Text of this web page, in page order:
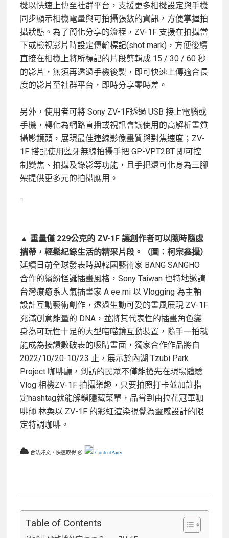
機以快速上傳至社群平台，支援更多相機設定與手機
同步顯示相機電量與可拍攝張數的資訊，方便掌握拍
攝狀態。為了簡化分享的流程，ZV-1F 支援在拍攝當
下或檢視影片時設定傳輸標記(shot mark)，方便後續
直接在相機上將所標記的片段剪輯成 15 / 30 / 60 秒
的影片，無須再透過手機後製，即可快速上傳適合長
度的影片至社群平台，即時分享零時差。
另外，使用者可將 Sony ZV-1F透過 USB 接上電腦或
手機，轉化為網路直播或視訊會議使用的高解析畫質
攝影鏡頭，展現最佳連線影像畫質與對焦速度；ZV-
1F 搭配使用藍牙無線拍攝手把 GP-VPT2BT 即可控
制變焦、拍攝及錄影等功能，且手把還可化身為三腳
架提供更多元的拍攝應用。
▲ 重量僅 229公克的 ZV-1F 讓創作者可以隨時隨處
攜帶，輕鬆紀錄生活的精采片段。（圖：柯宗鑫攝）
延續日前全球發表時與韓國藝術家 BANG SANGHO
合作的繽紛怪誕插畫風格，Sony Taiwan 也特地邀請
台灣療癒系人氣插畫家 A ee mi 以 Vlogging 為主軸
設計互動藝術創作，透過生動可愛的畫風展現 ZV-1F
充滿創意能量的 DNA，並將其代表性的插畫角色變
身為可玩性十足的大型喵喵鏡互動裝置，隨手一拍就
能成為按讚數破表的吸睛畫面，獨家合作作品將自
2022/10/20-10/23 止，展示於內湖 Tzubi Park
Project 咖啡廳，到訪的民眾不僅能搶先在現場體驗
Vlog 相機ZV-1F 拍攝樂趣，只要拍照打卡並加註指
定hashtag就能解鎖隱藏菜單，品嘗到由拉花冠軍咖
啡師 林奐以 ZV-1F 的彩虹渲染視覺為靈感設計的限
定特調咖啡。
合法好文，快速取得 ＠ ContentParty
Table of Contents